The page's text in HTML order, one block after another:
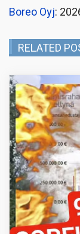
Boreo Oyj:
RELATED